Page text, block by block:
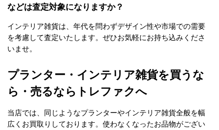
などは査定対象になりますか？
インテリア雑貨は、年代を問わずデザイン性や市場での需要
を考慮して査定いたします。ぜひお気軽にお持ち込みくださ
いませ。
プランター・インテリア雑貨を買うな
ら・売るならトレファクへ
当店では、同じようなプランターやインテリア雑貨全般を幅
広くお買取りしております。使わなくなったお品物がござい